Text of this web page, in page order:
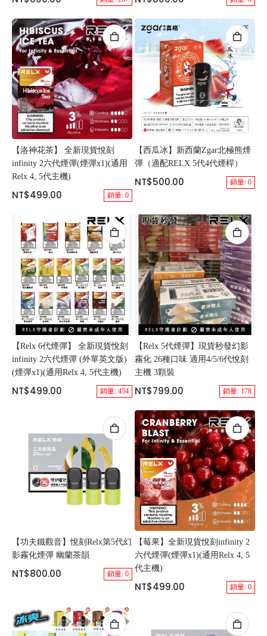
【洛神花茶】 全新現貨悅刻
infinity 2六代煙彈(煙彈x1)(通用
Relx 4, 5代主機)
NT$499.00 銷量: 0
【西瓜冰】新西蘭Zgar北極熊煙
彈（適配RELX 5代4代煙桿）
NT$500.00 銷量: 0
【Relx 6代煙彈】 全新現貨悅刻
infinity 2六代煙彈 (外單英文版)
(煙彈x1)(通用Relx 4, 5代主機)
NT$499.00 銷量: 454
【Relx 5代煙彈】現貨秒發幻影
霧化 26種口味 適用4/5/6代悅刻
主機 3顆裝
NT$799.00 銷量: 178
【功夫鐵觀音】悅刻Relx第5代幻
影霧化煙彈 幽蘭茶韻
NT$800.00 銷量: 0
【莓果】全新現貨悅刻infinity 2
六代煙彈(煙彈x1)(通用Relx 4, 5
代主機)
NT$499.00 銷量: 0